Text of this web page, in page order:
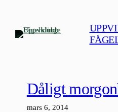
innehåll
Dåligt
mars 6, 2014